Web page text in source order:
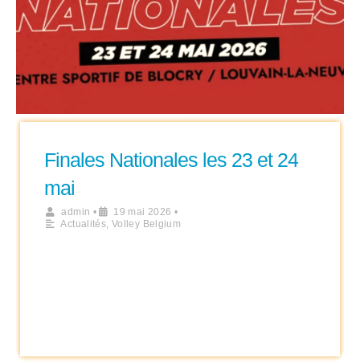
Finales Nationales les 23 et 24
mai
admin • 19 mai 2026 •
Actualités, Volley Belgium